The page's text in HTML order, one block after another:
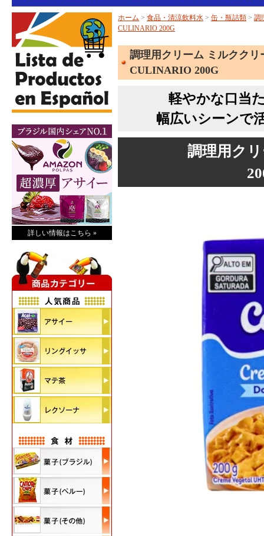
詳しい情報はこちら »
ホーム > 食品・清涼飲料水 > 缶・瓶詰類 > 調
CULINARIO 200G
調理用クリーム ミルクク
CULINARIO 200G
軽やかな口当
幅広いシーンで
調理用ク